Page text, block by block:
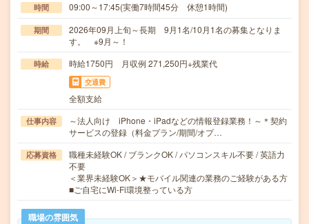
時間 09:00～17:45(実働7時間45分 休憩1時間)
期間
2026年09月上旬～長期 9月1名/10月1名の募集となりま
す。 ※9月～！
時給 時給1750円 月収例 271,250円+残業代
交通費
全額支給
仕事内容
～法人向け iPhone・iPadなどの情報登録業務！～＊契約
サービスの登録（料金プラン/期間/オプ…
応募資格
職種未経験OK / ブランクOK / パソコンスキル不要 / 英語力
不要
＜業界未経験OK＞★モバイル関連の業務のご経験がある方
■ご自宅にWi-Fi環境整っている方
職場の雰囲気